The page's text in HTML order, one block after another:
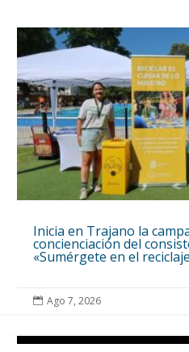
Inicia en Trajano la
concienciación del
«Sumérgete en el
 Ago 7, 2026